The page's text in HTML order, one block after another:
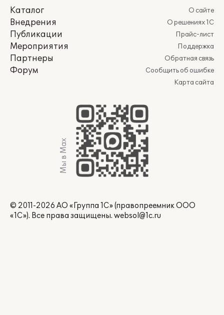
Каталог
Внедрения
Публикации
Мероприятия
Партнеры
Форум
О сайте
О решениях 1С
Прайс-лист
Поддержка
Обратная связь
Сообщить об ошибке
Карта сайта
Мы в Max
© 2011-2026 АО «Группа 1С» (правопреемник ООО
«1С»). Все права защищены. websol@1c.ru